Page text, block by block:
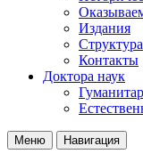
Издания
Структура
Контакты
Доктора наук
Меню Навигация